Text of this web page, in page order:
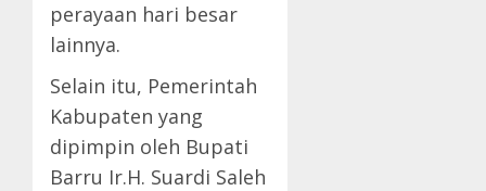
perayaan hari besar
lainnya.
Selain itu, Pemerintah
Kabupaten yang
dipimpin oleh Bupati
Barru Ir.H. Suardi Saleh